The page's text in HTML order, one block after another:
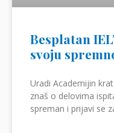
Besplatan
svoju
Uradi Academijin
znaš o delovima
spreman i prijavi se